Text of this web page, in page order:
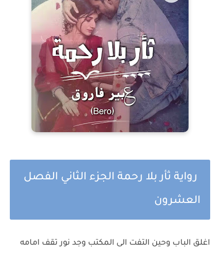
رواية ثأر بلا رحمة الجزء الثاني الفصل
العشرون
اغلق الباب وحين التفت الى المكتب وجد نور تقف امامه